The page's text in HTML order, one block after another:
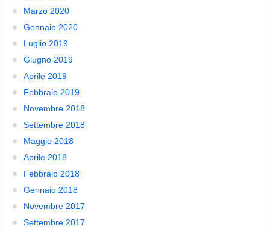
Marzo 2020
Gennaio 2020
Luglio 2019
Giugno 2019
Aprile 2019
Febbraio 2019
Novembre 2018
Settembre 2018
Maggio 2018
Aprile 2018
Febbraio 2018
Gennaio 2018
Novembre 2017
Settembre 2017